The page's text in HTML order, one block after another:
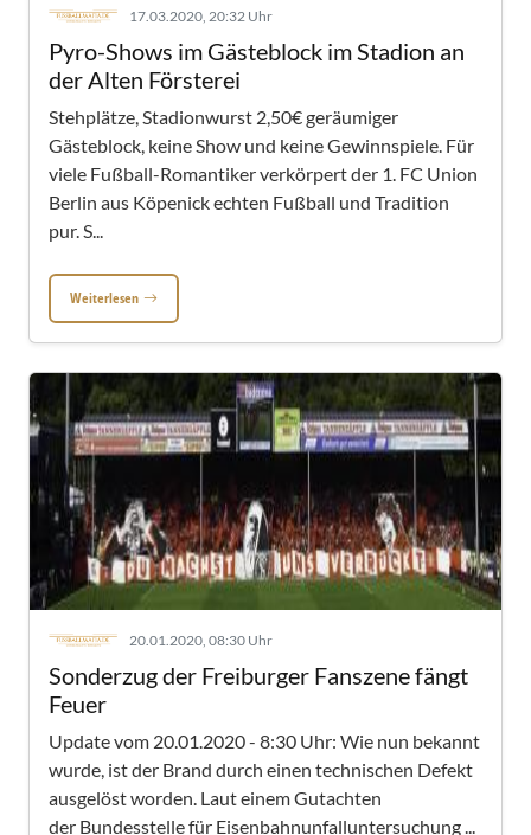
17.03.2020, 20:32 Uhr
Pyro-Shows im Gästeblock im Stadion an
der Alten Försterei
Stehplätze, Stadionwurst 2,50€ geräumiger
Gästeblock, keine Show und keine Gewinnspiele. Für
viele Fußball-Romantiker verkörpert der 1. FC Union
Berlin aus Köpenick echten Fußball und Tradition
pur. S...
Weiterlesen
20.01.2020, 08:30 Uhr
Sonderzug der Freiburger Fanszene fängt
Feuer
Update vom 20.01.2020 - 8:30 Uhr: Wie nun bekannt
wurde, ist der Brand durch einen technischen Defekt
ausgelöst worden. Laut einem Gutachten
der Bundesstelle für Eisenbahnunfalluntersuchung ...